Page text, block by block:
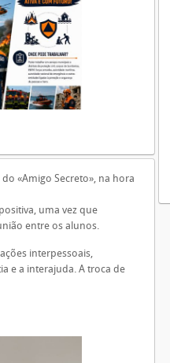
«Amigo Secreto», na hora
uma vez que
entre os alunos.
interpessoais,
e a interajuda. A troca de